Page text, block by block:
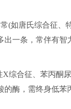
(如唐氏综合征、
出一条，常伴有智
X综合征、苯丙酮
的酶，需终身低苯